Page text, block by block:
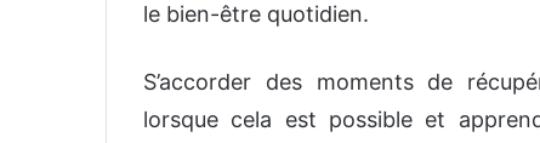
le bien-être quotidien.
S’accorder des moments de
lorsque cela est possible et